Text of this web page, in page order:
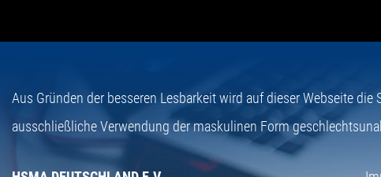
Aus Gründen der besseren Lesbarkeit wird auf dieser Webseite
ausschließliche Verwendung der maskulinen Form